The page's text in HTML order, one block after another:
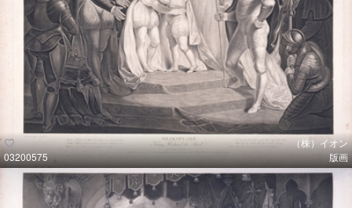
03200575
（株）イオン
版画